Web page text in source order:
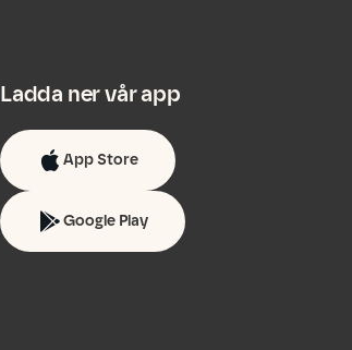
Ladda ner vår app
App Store
Google Play